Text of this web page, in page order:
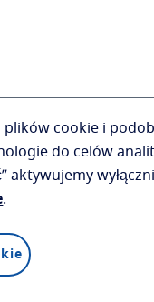
cookie i
do celów
aktywujemy
.